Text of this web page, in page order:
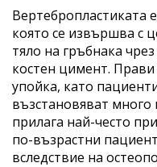
Вертебропластиката
която се извършва с
тяло на гръбнака
костен цимент. Прави
упойка, като
възстановяват
прилага най-често
по-възрастни
вследствие на